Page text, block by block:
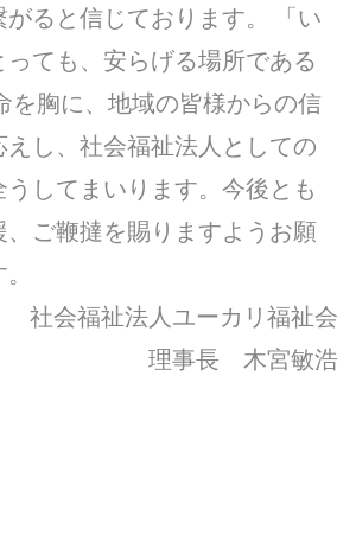
ると信じております。 「い
ても、安らげる場所である
を胸に、地域の皆様からの信
し、社会福祉法人としての
してまいります。今後とも
ご鞭撻を賜りますようお願
社会福祉法人ユーカリ福祉会
理事長 木宮敏浩